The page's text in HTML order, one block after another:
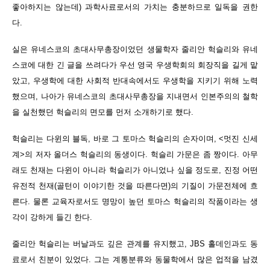
좋아하지는 않는데) 과학사료로서의 가치는 충분하므로 일독을 권한
다.
실은 유네스코의 초대사무총장이었던 생물학자 줄리안 헉슬리와 유네
스코에 대한 긴 글을 쓰려다가 우선 영국 우생학회의 회장직을 길게 맡
았고, 우생학에 대한 사회적 반대속에서도 우생학을 지키기 위해 노력
했으며, 나아가 유네스코의 초대사무총장을 지내면서 인본주의의 철학
을 실천했던 헉슬리의 면모를 먼저 소개하기로 했다.
헉슬리는 다윈의 블독, 바로 그 토마스 헉슬리의 손자이며, <멋진 신세
계>의 저자 올더스 헉슬리의 동생이다. 헉슬리 가문은 좀 짱이다. 아무
래도 천재는 다윈이 아니라 헉슬리가 아니었나 싶을 정도로, 진정 어떤
유전적 천재(골턴이 이야기한 것을 따른다면)의 기질이 가문전체에 흐
른다. 물론 교육자로서도 명망이 높던 토마스 헉슬리의 작품이라는 생
각이 강하게 들긴 한다.
줄리안 헉슬리는 버날과도 깊은 관계를 유지했고, JBS 홀데인과도 동
료로서 친분이 있었다. 그는 계통분류와 동물학에서 많은 업적을 남겼